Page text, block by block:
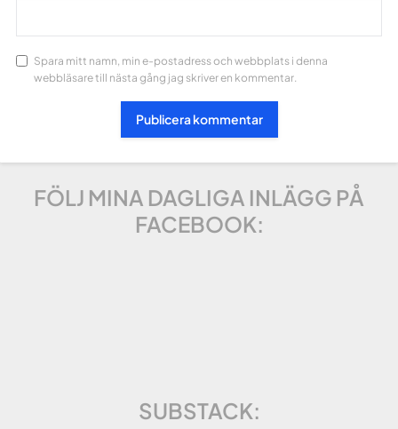
Spara mitt namn, min e-postadress och webbplats i denna
webbläsare till nästa gång jag skriver en kommentar.
FÖLJ MINA DAGLIGA INLÄGG PÅ
FACEBOOK:
SUBSTACK: